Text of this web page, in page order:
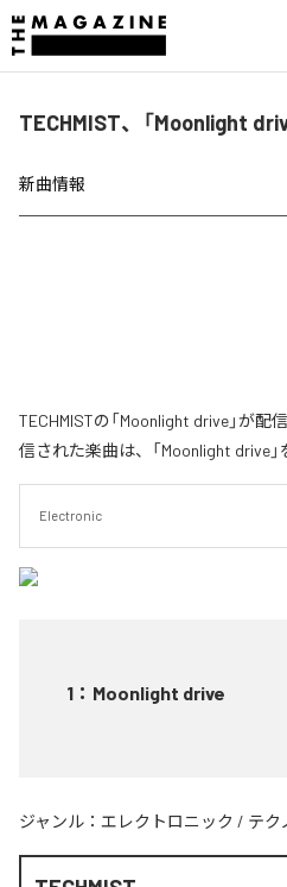
TECHMIST、「Moonlight
新曲情報
TECHMISTの「Moonlight drive」が
信された楽曲は、「Moonlight drive」
Electronic
1 ： Moonlight drive
ジャンル： エレクトロニック / テク